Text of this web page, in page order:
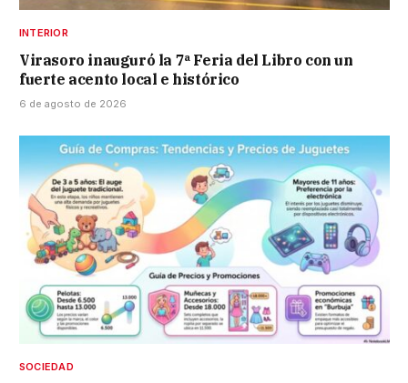
INTERIOR
Virasoro inauguró la 7ª Feria del Libro con un
fuerte acento local e histórico
6 de agosto de 2026
SOCIEDAD